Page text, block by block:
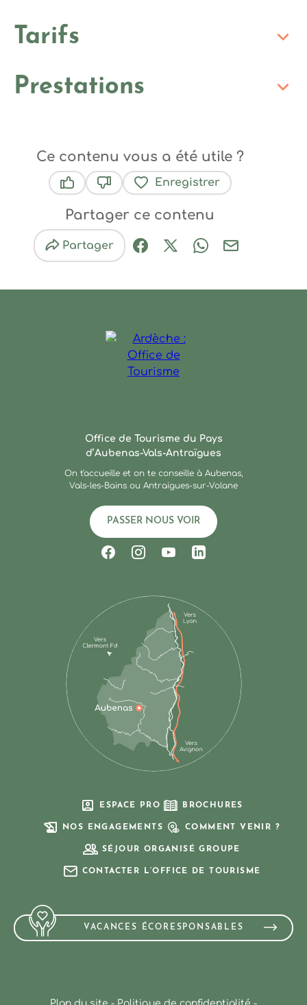
Tarifs
Prestations
Ce contenu vous a été utile ?
Enregistrer
Partager ce contenu
Partager
Partager sur Facebook
Partager sur X / Twitter
Partager sur
Partager par
Office de Tourisme du Pays
d’Aubenas-Vals-Antraïgues
On t'accueille et on te conseille à Aubenas,
Vals-les-Bains ou Antraigues-sur-Volane
PASSER NOUS VOIR
Suivez-nous sur Facebook
Suivez-nous sur Instagram
Suivez-nous sur
Suivez-nous sur
ESPACE PRO BROCHURES
NOS ENGAGEMENTS COMMENT VENIR ?
SÉJOUR ORGANISÉ GROUPE
CONTACTER L’OFFICE DE TOURISME
VACANCES ÉCORESPONSABLES